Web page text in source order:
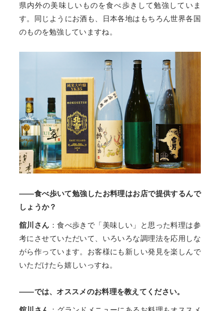
県内外の美味しいものを食べ歩きして勉強していま
す。同じようにお酒も、日本各地はもちろん世界各国
のものを勉強していますね。
——食べ歩いて勉強したお料理はお店で提供するんで
しょうか？
舘川さん ：食べ歩きで「美味しい」と思った料理は参
考にさせていただいて、いろいろな調理法を応用しな
がら作っています。お客様にも新しい発見を楽しんで
いただけたら嬉しいっすね。
——では、オススメのお料理を教えてください。